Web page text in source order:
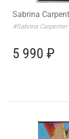
Sabrina
#Sabrina Carpenter
5 990 ₽